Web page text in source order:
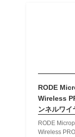
RODE
Wireless
ンネルワ
RODE
Wireless